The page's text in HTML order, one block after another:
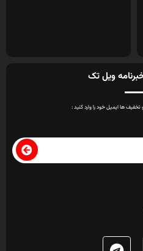
ویل تک
ها ایمیل خود را وارد کنید :